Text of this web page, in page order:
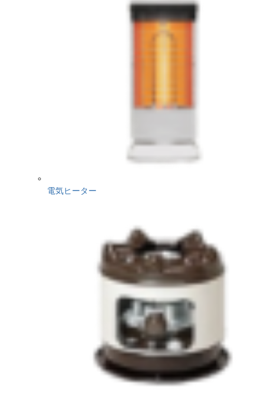
電気ヒーター